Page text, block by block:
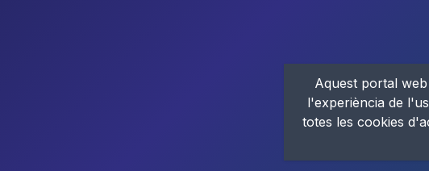
Aquest portal
l'experiència de
totes les cookies